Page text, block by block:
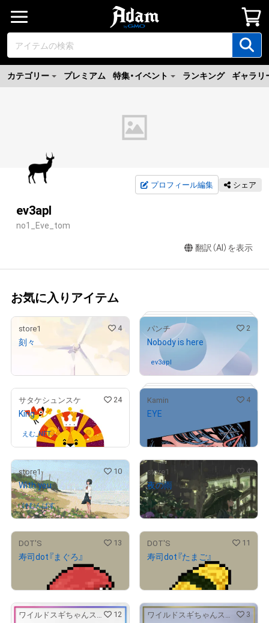
カテゴリー プレミアム 特集・イベント ランキング ギャラリ
プロフィール編集 シェア
ev3apl
no1_Eve_tom
翻訳（AI）を表示
お気に入りアイテム
store1 4
刻々
# 3/4
パンチ 2
Nobody is here
ev3apl さんが保有中
サタケシュンスケ 24
King
えむ_NFT
コレクター
さんが保有中
# 5/5
Kamin 4
EYE
97,500
store1 10
With you
けむんぱすさんが保有中
store1 4
夜の雨
¥50,000
DOT'S 13
寿司dot『まぐろ』
DOT'S 11
寿司dot『たまご』
35,000
ワイルドスギちゃんストア 12 ワイルドスギちゃんストア 3